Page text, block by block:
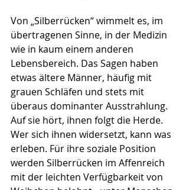
Von „Silberrücken“ wimmelt es, im
übertragenen Sinne, in der Medizin
wie in kaum einem anderen
Lebensbereich. Das Sagen haben
etwas ältere Männer, häufig mit
grauen Schläfen und stets mit
überaus dominanter Ausstrahlung.
Auf sie hört, ihnen folgt die Herde.
Wer sich ihnen widersetzt, kann was
erleben. Für ihre soziale Position
werden Silberrücken im Affenreich
mit der leichten Verfügbarkeit von